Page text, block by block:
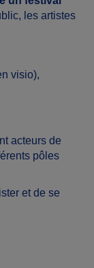
les artistes
visio),
acteurs de
pôles
et de se